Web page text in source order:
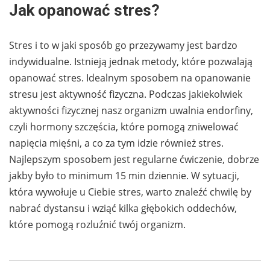
Jak opanować stres?
Stres i to w jaki sposób go przezywamy jest bardzo
indywidualne. Istnieją jednak metody, które pozwalają
opanować stres. Idealnym sposobem na opanowanie
stresu jest aktywność fizyczna. Podczas jakiekolwiek
aktywności fizycznej nasz organizm uwalnia endorfiny,
czyli hormony szczęścia, które pomogą zniwelować
napięcia mięśni, a co za tym idzie również stres.
Najlepszym sposobem jest regularne ćwiczenie, dobrze
jakby było to minimum 15 min dziennie. W sytuacji,
która wywołuje u Ciebie stres, warto znaleźć chwilę by
nabrać dystansu i wziąć kilka głębokich oddechów,
które pomogą rozluźnić twój organizm.